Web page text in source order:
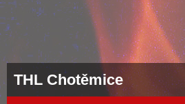
THL Chotěmice